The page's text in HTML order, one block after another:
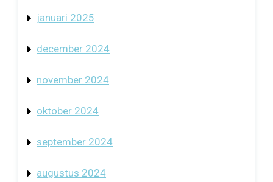
januari 2025
december 2024
november 2024
oktober 2024
september 2024
augustus 2024